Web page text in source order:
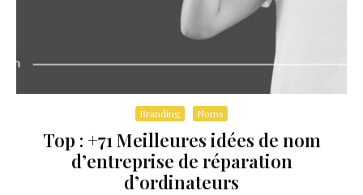
Branding Noms
Top : +71 Meilleures idées de nom
d’entreprise de réparation
d’ordinateurs